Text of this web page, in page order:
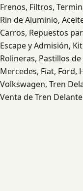
Frenos, Filtros,
Rin de Aluminio,
Carros, Repuestos
Escape y Admisión,
Rolineras, Pastillos
Mercedes, Fiat, Ford,
Volkswagen, Tren
Venta de Tren